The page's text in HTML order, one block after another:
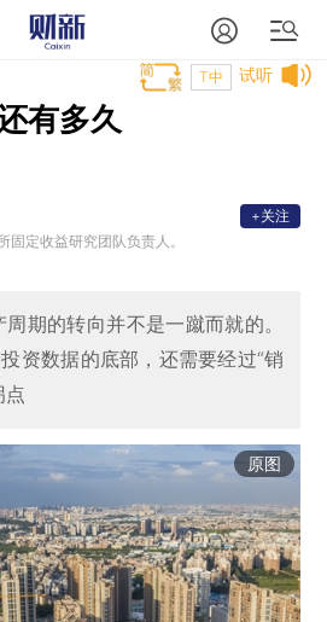
试听
T中
有多久
固定收益研究团队负责人。
+关注
期的转向并不是一蹴而就的。
资数据的底部，还需要经过“销
点
原图